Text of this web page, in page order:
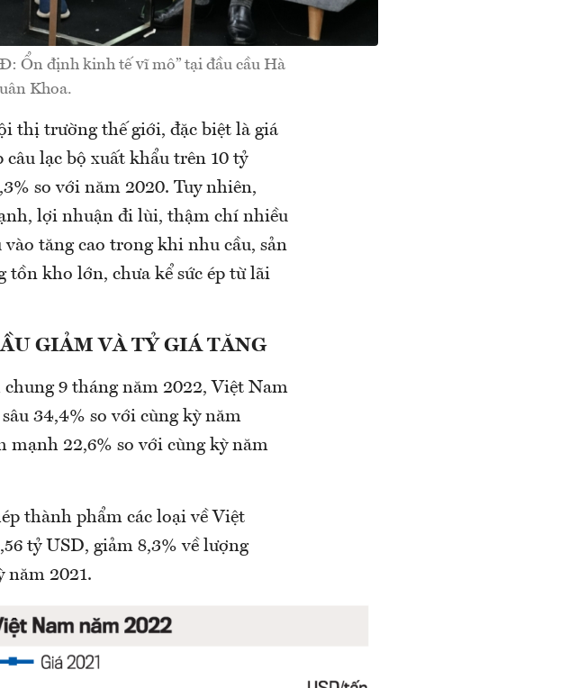
Ổn định kinh tế vĩ mô” tại đầu cầu Hà
Khoa.
thị trường thế giới, đặc biệt là giá
lạc bộ xuất khẩu trên 10 tỷ
so với năm 2020. Tuy nhiên,
lợi nhuận đi lùi, thậm chí nhiều
tăng cao trong khi nhu cầu, sản
tồn kho lớn, chưa kể sức ép từ lãi
GIẢM VÀ TỶ GIÁ TĂNG
9 tháng năm 2022, Việt Nam
34,4% so với cùng kỳ năm
mạnh 22,6% so với cùng kỳ năm
thành phẩm các loại về Việt
tỷ USD, giảm 8,3% về lượng
năm 2021.